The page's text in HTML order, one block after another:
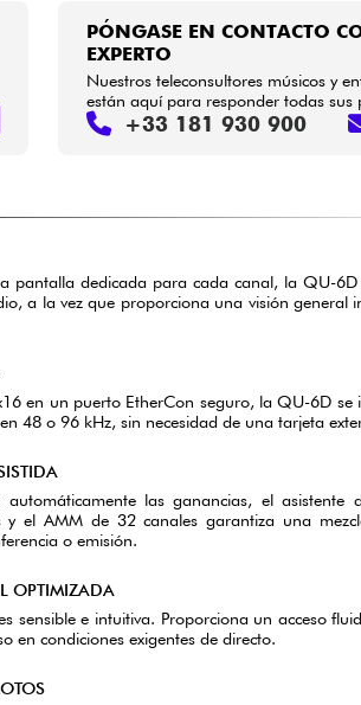
PÓNGASE EN CONTACTO
EXPERTO
Nuestros teleconsultores músicos y
están aquí para responder todas sus
+33 181 930 900
pantalla dedicada para cada canal, la QU-
a la vez que proporciona una visión general
en un puerto EtherCon seguro, la QU-6D se
48 o 96 kHz, sin necesidad de una tarjeta
las ganancias, el asistente
y el AMM de 32 canales garantiza una
o emisión.
OPTIMIZADA
sensible e intuitiva. Proporciona un acceso
en condiciones exigentes de directo.